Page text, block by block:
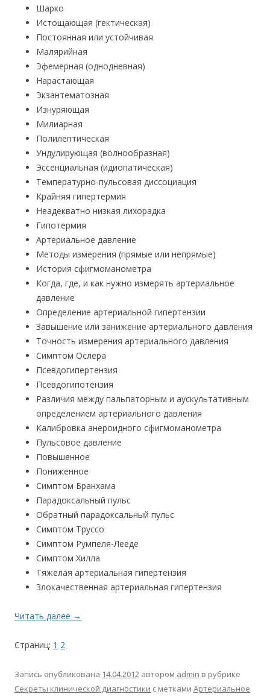
Шарко
Истощающая (гектическая)
Постоянная или устойчивая
Малярийная
Эфемерная (однодневная)
Нарастающая
Экзантематозная
Изнуряющая
Милиарная
Полилептическая
Ундулирующая (волнообразная)
Эссенциальная (идиопатическая)
Температурно-пульсовая диссоциация
Крайняя гипертермия
Неадекватно низкая лихорадка
Гипотермия
Артериальное давление
Методы измерения (прямые или непрямые)
История сфигмоманометра
Когда, где, и как нужно измерять артериальное
давление
Определение артериальной гипертензии
Завышение или занижение артериального давления
Точность измерения артериального давления
Симптом Ослера
Псевдогипертензия
Псевдогипотензия
Различия между пальпаторным и аускультативным
определением артериального давления
Калибровка анероидного сфигмоманометра
Пульсовое давление
Повышенное
Пониженное
Симптом Бранхама
Парадоксальный пульс
Обратный парадоксальный пульс
Симптом Труссо
Симптом Румпеля-Лееде
Симптом Хилла
Тяжелая артериальная гипертензия
Злокачественная артериальная гипертензия
Читать далее →
Страниц: 1 2
Запись опубликована 14.04.2012 автором admin в рубрике
Секреты клинической диагностики с метками Артериальное